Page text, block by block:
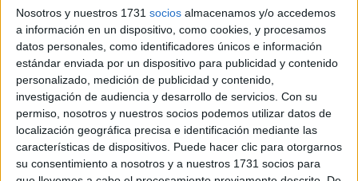
Nosotros y nuestros 1731 socios almacenamos y/o accedemos
a información en un dispositivo, como cookies, y procesamos
datos personales, como identificadores únicos e información
estándar enviada por un dispositivo para publicidad y contenido
personalizado, medición de publicidad y contenido,
investigación de audiencia y desarrollo de servicios. Con su
permiso, nosotros y nuestros socios podemos utilizar datos de
localización geográfica precisa e identificación mediante las
características de dispositivos. Puede hacer clic para otorgarnos
su consentimiento a nosotros y a nuestros 1731 socios para
2016, cuyo periodo de pago voluntario se extiende hasta el
5 de mayo, inclusive.
A partir de esa fecha la recaudación de la deuda se
realizará a través del procedimiento administrativo de
apremio, lo que determina el devengo de “recargos,
intereses y costas”.
Dicho Padrón contiene la cuotas a pagar y los elementos